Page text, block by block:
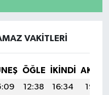
VAKITLERI
ÖĞLE İKINDI
12:38 16:34
19:57